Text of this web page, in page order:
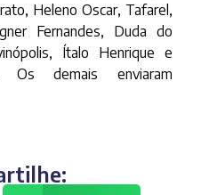
Heleno Oscar, Tafarel,
Fernandes, Duda do
Ítalo Henrique e
Os demais enviaram